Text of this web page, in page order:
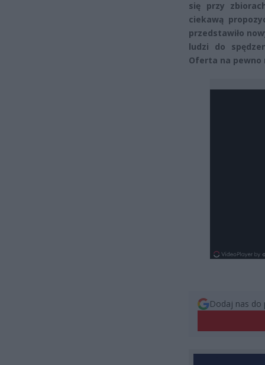
się przy
ciekawą
przedstawiło
ludzi do
Oferta na pewno
Dodaj nas do